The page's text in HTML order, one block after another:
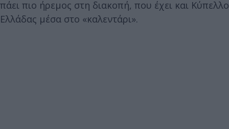
πάει πιο ήρεμος στη διακοπή, που έχει και Κύπελλο
Ελλάδας μέσα στο «καλεντάρι».